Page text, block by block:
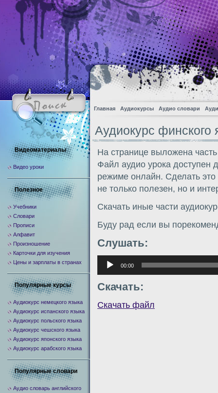
Главная Аудиокурсы Аудио словари
Аудиокурс
На странице выложена
Файл аудио урока доступен
режиме онлайн. Сделать
не только полезен, но и
Скачать иные части
Буду рад если вы
Слушать:
Аудиоплеер
00:00
Скачать:
Скачать файл
Видеоматериалы
Видео уроки
Полезное
Учебники
Словари
Прописи
Алфавит
Произношение
Карточки для изучения
Цены и зарплаты в странах
Популярные курсы
Аудиокурс немецкого языка
Аудиокурс испанского языка
Аудиокурс польского языка
Аудиокурс чешского языка
Аудиокурс японского языка
Аудиокурс арабского языка
Популярные словари
Аудио словарь английского